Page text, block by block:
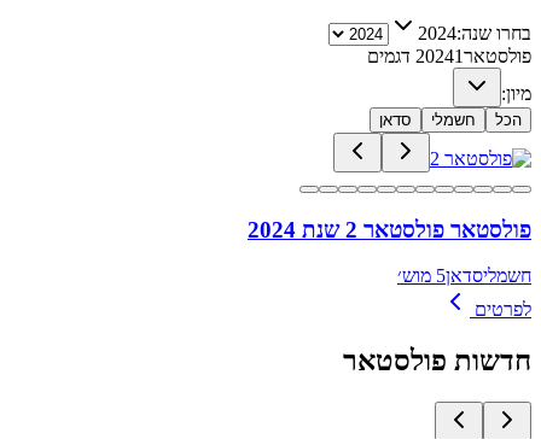
בחרו שנה:2024
פולסטאר 20241
דגמים
מיון:
הכל חשמלי סדאן
פולסטאר פולסטאר 2 שנת 2024
חשמליסדאן5 מוש׳
לפרטים
חדשות פולסטאר